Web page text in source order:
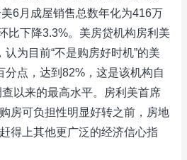
6月成屋销售总数年化为416万
比下降3.3%。美房贷机构房利美
为目前“不是购房好时机”的美
分点，达到82%，这是该机构自
以来的最高水平。房利美首席
房可负担性明显好转之前，房地
得上其他更广泛的经济信心指